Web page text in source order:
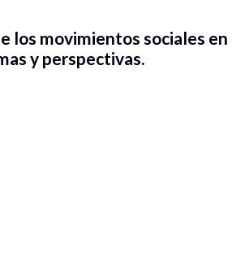
los movimientos sociales
y perspectivas.